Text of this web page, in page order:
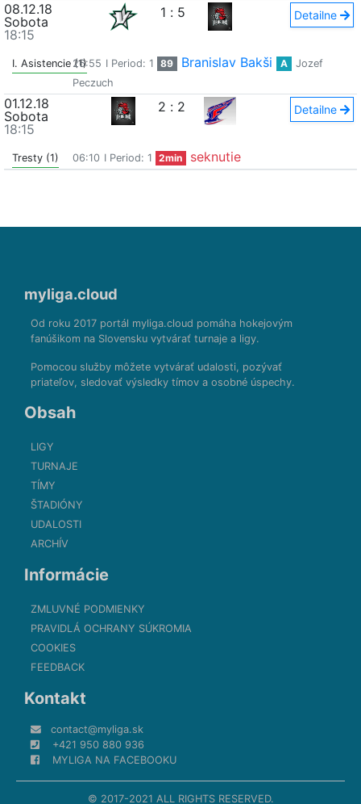
08.12.18
Sobota
18:15
1 : 5 Detailne
I. Asistencie (1)26:55 I Period: 1 89 Branislav Bakši A
Jozef
Peczuch
01.12.18
Sobota
18:15
2 : 2 Detailne
Tresty (1) 06:10 I Period: 1 2min seknutie
myliga.cloud
Od roku 2017 portál myliga.cloud pomáha hokejovým
fanúšikom na Slovensku vytvárať turnaje a ligy.
Pomocou služby môžete vytvárať udalosti, pozývať
priateľov, sledovať výsledky tímov a osobné úspechy.
Obsah
LIGY
TURNAJE
TÍMY
ŠTADIÓNY
UDALOSTI
ARCHÍV
Informácie
ZMLUVNÉ PODMIENKY
PRAVIDLÁ OCHRANY SÚKROMIA
COOKIES
FEEDBACK
Kontakt
contact@myliga.sk
+421 950 880 936
MYLIGA NA FACEBOOKU
© 2017-2021 ALL RIGHTS RESERVED.